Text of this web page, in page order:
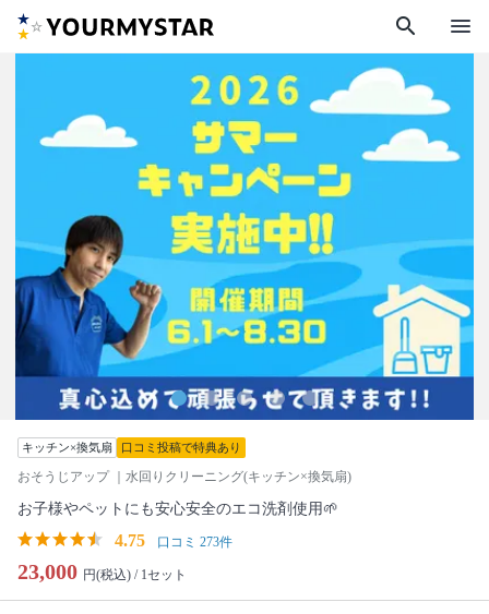
search menu
キッチン×換気扇 口コミ投稿で特典あり
おそうじアップ｜水回りクリーニング(キッチン×換気扇)
お子様やペットにも安心安全のエコ洗剤使用🌱
4.75 口コミ 273件
23,000 円(税込) / 1セット